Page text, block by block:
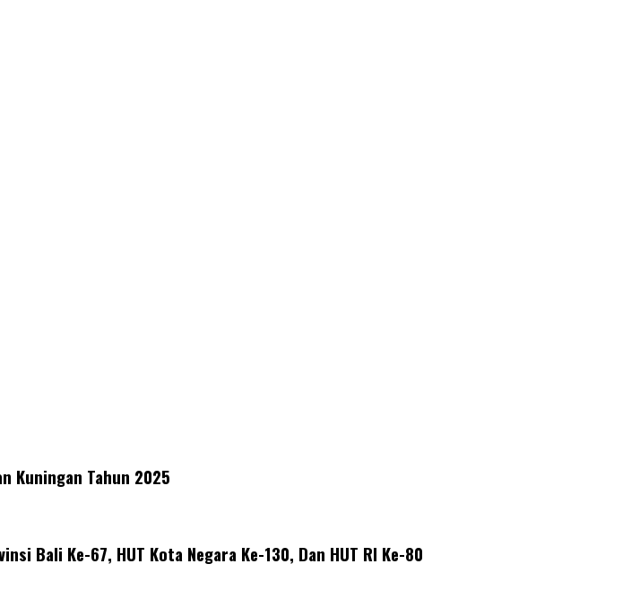
Kuningan Tahun 2025
Bali Ke-67, HUT Kota Negara Ke-130, Dan HUT RI Ke-80